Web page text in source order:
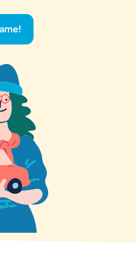
antes que
Renting